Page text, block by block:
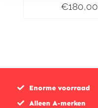
€180,00
Enorme voorraad
Alleen A-merken